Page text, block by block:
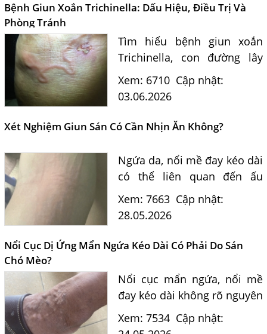
Bệnh Giun Xoắn Trichinella: Dấu Hiệu, Điều Trị Và
Phòng Tránh
Tìm hiểu bệnh giun xoắn
Trichinella, con đường lây
nhiễm, triệu chứng nguy
hiểm, cách điều trị và phòng
nhìn tư vấn của Bác sĩ
Xem: 6710 Cập nhật:
03.06.2026
Xét Nghiệm Giun Sán Có Cần Nhịn Ăn Không?
Ngứa da, nổi mề đay kéo dài
có thể liên quan đến ấu
trùng giun sán. Tìm hiểu xét
nghiệm giun sán có cần
pháp Elisa và quy trình
Xem: 7663 Cập nhật:
28.05.2026
Nổi Cục Dị Ứng Mẩn Ngứa Kéo Dài Có Phải Do Sán
Chó Mèo?
Nổi cục mẩn ngứa, nổi mề
đay kéo dài không rõ nguyên
nhân có thể liên quan đến
ấu trùng sán chó mèo
Xem: 7534 Cập nhật: